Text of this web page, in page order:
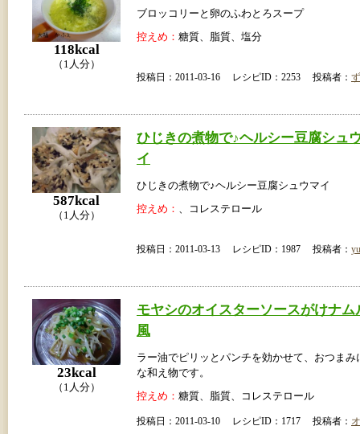
118kcal
（1人分）
ブロッコリーと卵のふわとろスープ
控えめ： 糖質、脂質、塩分
投稿日：2011-03-16 レシピID：2253 投稿者：
587kcal
（1人分）
ひじきの煮物で♪ヘルシー豆腐シュ
イ
ひじきの煮物で♪ヘルシー豆腐シュウマイ
控えめ： 、コレステロール
投稿日：2011-03-13 レシピID：1987 投稿者：
23kcal
（1人分）
モヤシのオイスターソースがけナム
風
ラー油でピリッとパンチを効かせて、おつまみ
な和え物です。
控えめ： 糖質、脂質、コレステロール
投稿日：2011-03-10 レシピID：1717 投稿者：